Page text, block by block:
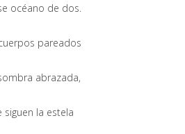
océano de dos.
pareados
abrazada,
siguen la estela